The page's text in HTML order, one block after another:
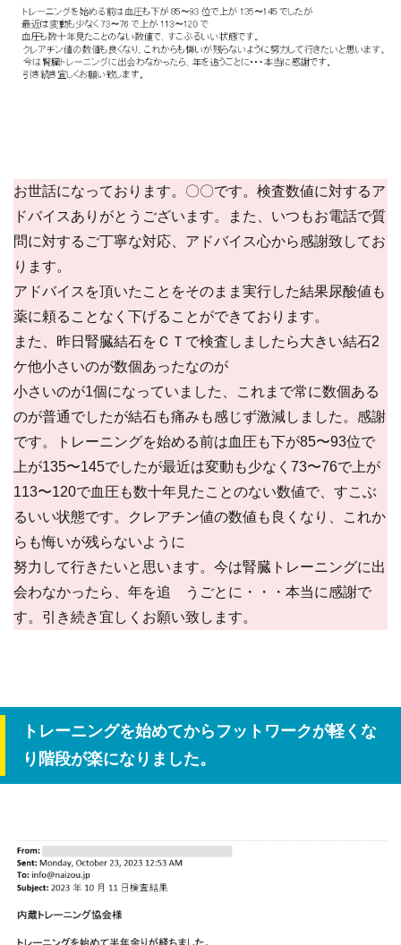
お世話になっております。〇〇です。検査数値に対するア
ドバイスありがとうございます。また、いつもお電話で質
問に対するご丁寧な対応、アドバイス心から感謝致してお
ります。
アドバイスを頂いたことをそのまま実行した結果尿酸値も
薬に頼ることなく下げることができております。
また、昨日腎臓結石をＣＴで検査しましたら大きい結石2
ケ他小さいのが数個あったなのが
小さいのが1個になっていました、これまで常に数個ある
のが普通でしたが結石も痛みも感じず激減しました。感謝
です。トレーニングを始める前は血圧も下が85〜93位で
上が135〜145でしたが最近は変動も少なく73〜76で上が
113〜120で血圧も数十年見たことのない数値で、すこぶ
るいい状態です。クレアチン値の数値も良くなり、これか
らも悔いが残らないように
努力して行きたいと思います。今は腎臓トレーニングに出
会わなかったら、年を追 うごとに・・・本当に感謝で
す。引き続き宜しくお願い致します。
トレーニングを始めてからフットワークが軽くな
り階段が楽になりました。